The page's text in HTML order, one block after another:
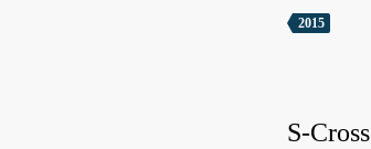
2015
S-Cross